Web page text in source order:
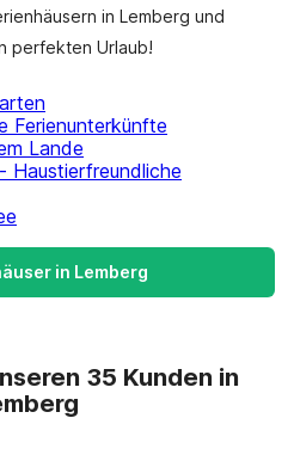
in Lemberg und
perfekten Urlaub!
Ferienunterkünfte
Lande
Haustierfreundliche
in Lemberg
35 Kunden in